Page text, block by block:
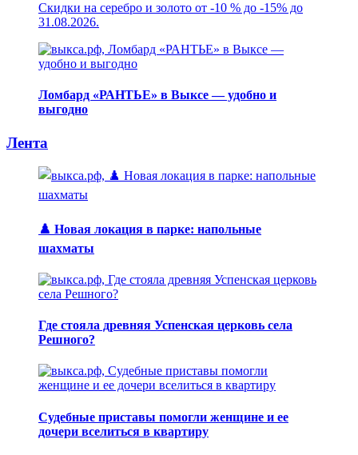
Скидки на серебро и золото от -10 % до -15% до
31.08.2026.
Ломбард «РАНТЬЕ» в Выксе — удобно и
выгодно
Лента
♟️ Новая локация в парке: напольные
шахматы
Где стояла древняя Успенская церковь села
Решного?
Судебные приставы помогли женщине и ее
дочери вселиться в квартиру